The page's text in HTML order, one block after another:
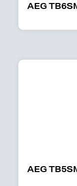
AEG
AEG